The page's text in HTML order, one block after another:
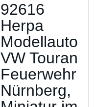
92616
Herpa
Modellauto
VW Touran
Feuerwehr
Nürnberg,